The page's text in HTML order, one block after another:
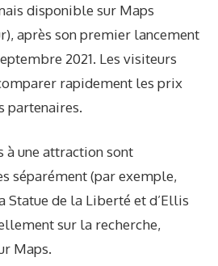
disponible sur Maps
après son premier lancement
2021. Les visiteurs
rapidement les prix
partenaires.
à une attraction sont
séparément (par exemple,
Statue de la Liberté et d’Ellis
sur la recherche,
Maps.